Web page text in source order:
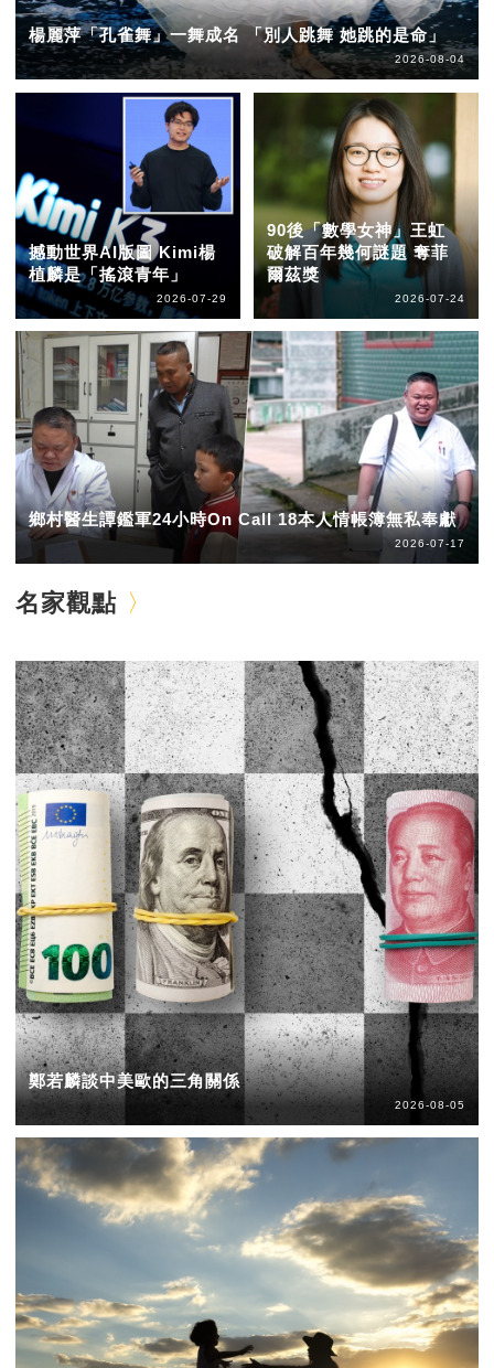
楊麗萍「孔雀舞」一舞成名 「別人跳舞 她跳的是命」
2026-08-04
撼動世界AI版圖 Kimi楊
植麟是「搖滾青年」
2026-07-29
90後「數學女神」王虹
破解百年幾何謎題 奪菲
爾茲獎
2026-07-24
鄉村醫生譚鑑軍24小時On Call 18本人情帳簿無私奉獻
2026-07-17
名家觀點
鄭若麟談中美歐的三角關係
2026-08-05